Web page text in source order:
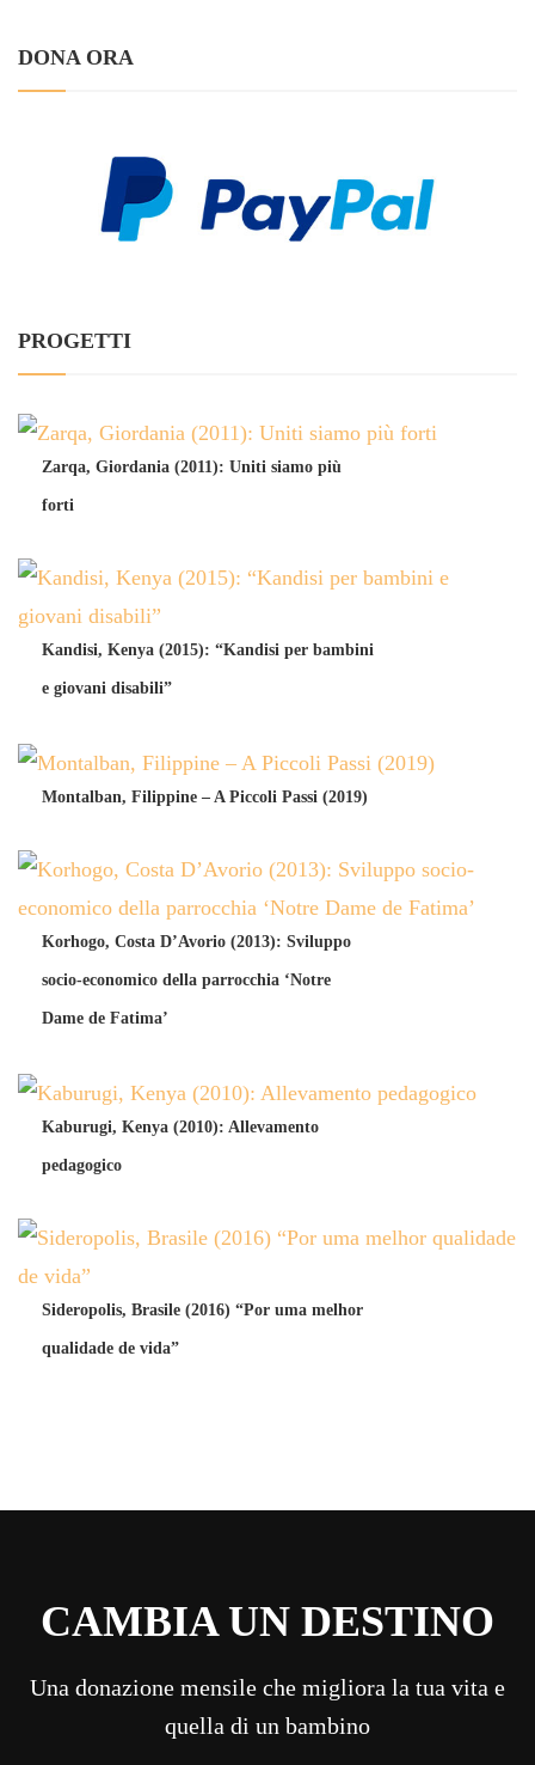
DONA ORA
PROGETTI
Zarqa, Giordania (2011): Uniti siamo più
forti
Kandisi, Kenya (2015): “Kandisi per bambini
e giovani disabili”
Montalban, Filippine – A Piccoli Passi (2019)
Korhogo, Costa D’Avorio (2013): Sviluppo
socio-economico della parrocchia ‘Notre
Dame de Fatima’
Kaburugi, Kenya (2010): Allevamento
pedagogico
Sideropolis, Brasile (2016) “Por uma melhor
qualidade de vida”
CAMBIA UN DESTINO
Una donazione mensile che migliora la tua vita e
quella di un bambino